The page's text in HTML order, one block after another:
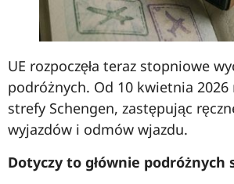
UE rozpoczęła teraz stopniowe
podróżnych. Od 10 kwietnia 2026
strefy Schengen, zastępując
wyjazdów i odmów wjazdu.
Dotyczy to głównie podróżnych